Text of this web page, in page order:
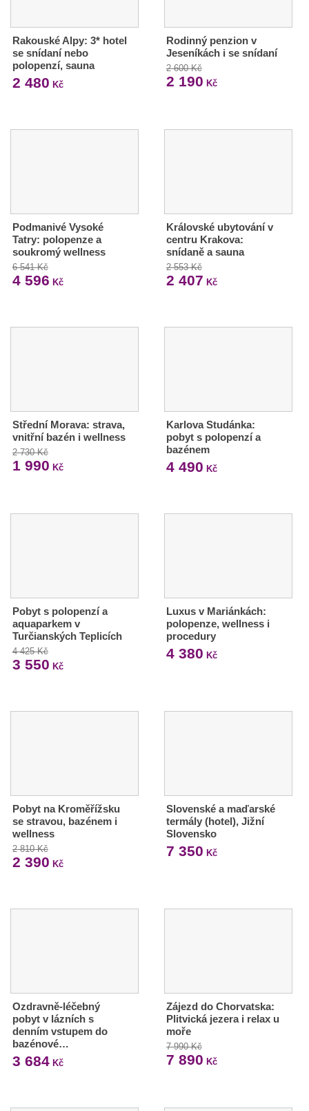
Rakouské Alpy: 3* hotel
se snídaní nebo
polopenzí, sauna
2 480 Kč
Rodinný penzion v
Jeseníkách i se snídaní
2 600 Kč
2 190 Kč
Podmanivé Vysoké
Tatry: polopenze a
soukromý wellness
6 541 Kč
4 596 Kč
Královské ubytování v
centru Krakova:
snídaně a sauna
2 553 Kč
2 407 Kč
Střední Morava: strava,
vnitřní bazén i wellness
2 730 Kč
1 990 Kč
Karlova Studánka:
pobyt s polopenzí a
bazénem
4 490 Kč
Pobyt s polopenzí a
aquaparkem v
Turčianských Teplicích
4 425 Kč
3 550 Kč
Luxus v Mariánkách:
polopenze, wellness i
procedury
4 380 Kč
Pobyt na Kroměřížsku
se stravou, bazénem i
wellness
2 810 Kč
2 390 Kč
Slovenské a maďarské
termály (hotel), Jižní
Slovensko
7 350 Kč
Ozdravně-léčebný
pobyt v lázních s
denním vstupem do
bazénové…
3 684 Kč
Zájezd do Chorvatska:
Plitvická jezera i relax u
moře
7 990 Kč
7 890 Kč